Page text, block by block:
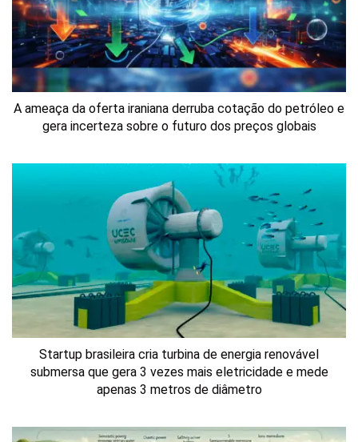
A ameaça da oferta iraniana derruba cotação do petróleo e
gera incerteza sobre o futuro dos preços globais
Startup brasileira cria turbina de energia renovável
submersa que gera 3 vezes mais eletricidade e mede
apenas 3 metros de diâmetro